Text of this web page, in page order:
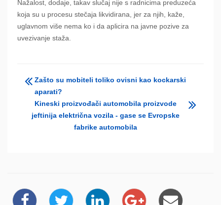
Nažalost, dodaje, takav slučaj nije s radnicima preduzeća
koja su u procesu stečaja likvidirana, jer za njih, kaže,
uglavnom više nema ko i da aplicira na javne pozive za
uvezivanje staža.
Zašto su mobiteli toliko ovisni kao kockarski
aparati?
Kineski proizvođači automobila proizvode
jeftinija električna vozila - gase se Evropske
fabrike automobila